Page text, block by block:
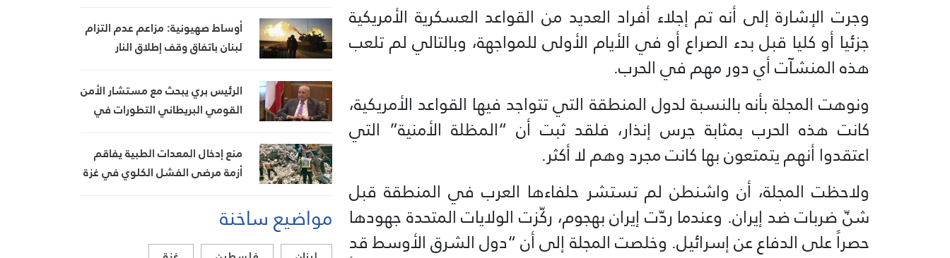
وجرت الإشارة إلى أنه تم إجلاء أفراد العديد من القواعد العسكرية الأمريكية
جزئيا أو كليا قبل بدء الصراع أو في الأيام الأولى للمواجهة، وبالتالي لم تلعب
هذه المنشآت أي دور مهم في الحرب.
ونوهت المجلة بأنه بالنسبة لدول المنطقة التي تتواجد فيها القواعد الأمريكية،
كانت هذه الحرب بمثابة جرس إنذار، فلقد ثبت أن “المظلة الأمنية” التي
اعتقدوا أنهم يتمتعون بها كانت مجرد وهم لا أكثر.
ولاحظت المجلة، أن واشنطن لم تستشر حلفاءها العرب في المنطقة قبل
شنّ ضربات ضد إيران. وعندما ردّت إيران بهجوم، ركّزت الولايات المتحدة جهودها
حصراً على الدفاع عن إسرائيل. وخلصت المجلة إلى أن “دول الشرق الأوسط قد
أوساط صهيونية: مزاعم عدم التزام
لبنان باتفاق وقف إطلاق النار
الرئيس بري يبحث مع مستشار الأمن
القومي البريطاني التطورات في
العلاقات الثنائية
منع إدخال المعدات الطبية يفاقم
أزمة مرضى الفشل الكلوي في غزة
مواضيع ساخنة